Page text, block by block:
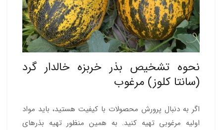
نحوه تشخیص بذر خربزه خالدار گرد
(سانتا کلوز) مرغوب
اگر به دنبال پرورش محصولات با کیفیت هستید، باید مواد
اولیه مرغوبی تهیه کنید. به همین منظور تهیه بذرهای